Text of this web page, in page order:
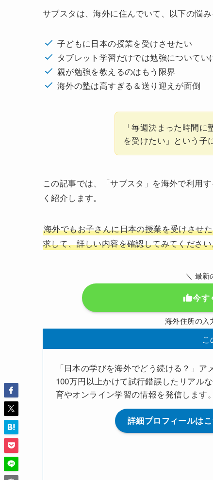
サブスタは、海外に住んでいて、以下の悩
子どもに日本の授業を受けさせたい
タブレット学習だけでは勉強についてい
親が勉強を教えるのはもう限界
海外の塾は高すぎる＆送り迎えが面倒
「毎週決まった時間
を受けたい」という子
この記事では、「サブスタ」を海外で利用
く紹介します。
海外でもお子さんに日本の授業を受けさせ
求して、詳しい内容を確認してみてくださ
＼ 最新
今す
海外住所の入
「日本の学びを海外でどう続ける？」ア
100万円以上かけて試行錯誤したリアル
育やオンライン学習の情報を発信します。
詳細プロフィールは